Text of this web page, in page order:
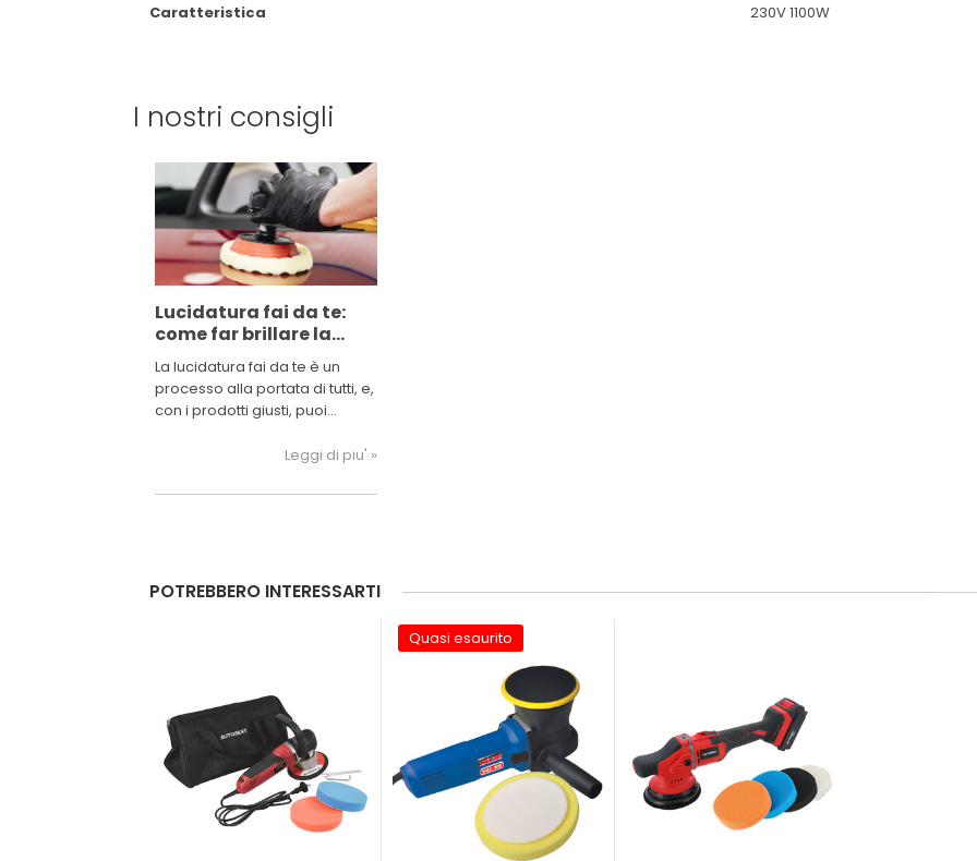
Caratteristica 230V 1100W
I nostri consigli
Lucidatura fai da te:
come far brillare la
propria auto
La lucidatura fai da te è un
processo alla portata di tutti, e,
con i prodotti giusti, puoi
professionale per la tua auto.
Leggi di piu' »
POTREBBERO INTERESSARTI
Quasi esaurito